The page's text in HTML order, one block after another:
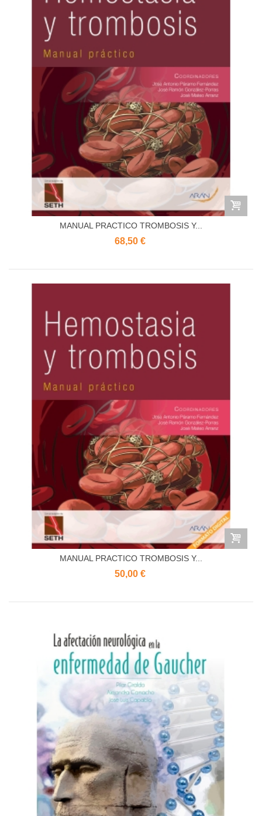
MANUAL PRACTICO TROMBOSIS Y...
68,50 €
MANUAL PRACTICO TROMBOSIS Y...
50,00 €